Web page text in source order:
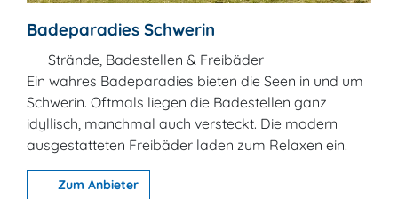
Badeparadies Schwerin
Strände, Badestellen & Freibäder
Ein wahres Badeparadies bieten die Seen in und um
Schwerin. Oftmals liegen die Badestellen ganz
idyllisch, manchmal auch versteckt. Die modern
ausgestatteten Freibäder laden zum Relaxen ein.
Zum Anbieter